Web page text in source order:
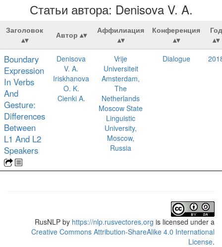
Статьи автора: Denisova V. A.
Заголовок Автор Аффилиация Конференция Год
Boundary
Expression
In Verbs
And
Gesture:
Differences
Between
L1 And L2
Speakers
Denisova
V. A.
Iriskhanova
O. K.
Cienki A.
Vrije
Universiteit
Amsterdam,
The
Netherlands
Moscow State
Linguistic
University,
Moscow,
Russia
Dialogue
RusNLP by https://nlp.rusvectores.org is licensed under a
Creative Commons Attribution-ShareAlike 4.0 International
License.